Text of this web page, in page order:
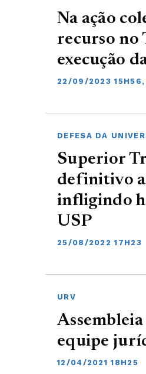
Na ação
recurso no
execução
22/09/2023 15H56,
DEFESA DA
Superior
definitivo
infligindo
USP
25/08/2022 17H23
URV
equipe
12/04/2021 18H25